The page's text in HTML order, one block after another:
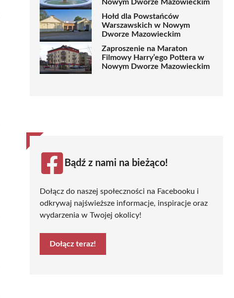
Nowym Dworze Mazowieckim
Hołd dla Powstańców
Warszawskich w Nowym
Dworze Mazowieckim
Zaproszenie na Maraton
Filmowy Harry’ego Pottera w
Nowym Dworze Mazowieckim
Bądź z nami na bieżąco!
Dołącz do naszej społeczności na Facebooku i
odkrywaj najświeższe informacje, inspiracje oraz
wydarzenia w Twojej okolicy!
Dołącz teraz!